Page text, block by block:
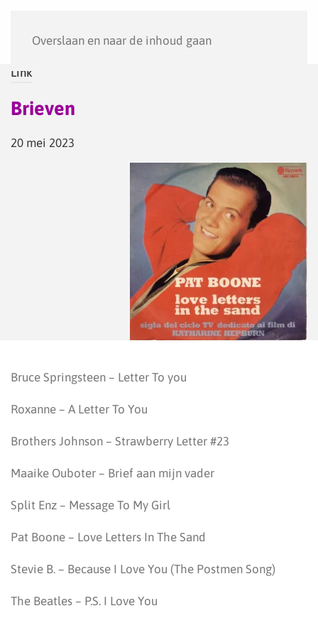
Overslaan en naar de inhoud gaan
Link
Brieven
20 mei 2023
Bruce Springsteen – Letter To you
Roxanne – A Letter To You
Brothers Johnson – Strawberry Letter #23
Maaike Ouboter – Brief aan mijn vader
Split Enz – Message To My Girl
Pat Boone – Love Letters In The Sand
Stevie B. – Because I Love You (The Postmen Song)
The Beatles – P.S. I Love You